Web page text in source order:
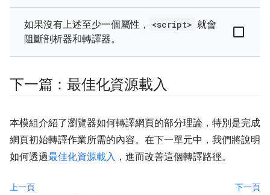
如果沒有上述至少一個屬性， <script> 就會
阻斷剖析器和轉譯器。
下一篇：最佳化資源載入
本模組介紹了瀏覽器如何轉譯網頁的部分理論，特別是完成
網頁初始轉譯作業所需的內容。在下一單元中，我們將說明
如何透過最佳化資源載入 ，進而改善這個轉譯路徑。
上一頁
下一頁